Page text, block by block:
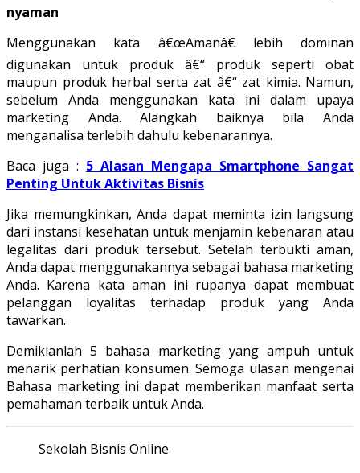
nyaman
Menggunakan kata â€œAmanâ€ lebih dominan
digunakan untuk produk â€“ produk seperti obat
maupun produk herbal serta zat â€“ zat kimia. Namun,
sebelum Anda menggunakan kata ini dalam upaya
marketing Anda. Alangkah baiknya bila Anda
menganalisa terlebih dahulu kebenarannya.
Baca juga : 5 Alasan Mengapa Smartphone Sangat
Penting Untuk Aktivitas Bisnis
Jika memungkinkan, Anda dapat meminta izin langsung
dari instansi kesehatan untuk menjamin kebenaran atau
legalitas dari produk tersebut. Setelah terbukti aman,
Anda dapat menggunakannya sebagai bahasa marketing
Anda. Karena kata aman ini rupanya dapat membuat
pelanggan loyalitas terhadap produk yang Anda
tawarkan.
Demikianlah 5 bahasa marketing yang ampuh untuk
menarik perhatian konsumen. Semoga ulasan mengenai
Bahasa marketing ini dapat memberikan manfaat serta
pemahaman terbaik untuk Anda.
Sekolah Bisnis Online